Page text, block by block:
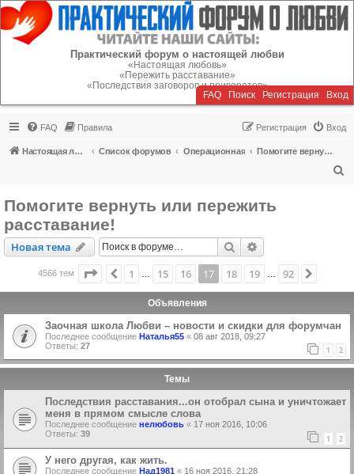
Регистрация
Практический форум о настоящей любви
«Настоящая любовь»
«Пережить расставание»
«Последствия заговоров и приворотов»
FAQ Поиск Регистрация Вход
FAQ Правила Вход
Регистрация
Настоящая любовь Список форумов Операционная
Помогите вернуть или пережить расставание!
Помогите вернуть или пережить
расставание!
Новая тема
Новаятема Поиск
4566 тем Страница 17из 92
Пред.
1 15 16 17 18 19 92
Объявления
Заочная школа Любви – новости и скидки для форумчан
Последнее сообщение Наталья55 « 08 авг 2018, 09:27
Ответы: 27 1 2
Темы
Последствия расставания...он отобрал сына и уничтожает
меня в прямом смысле слова
Последнее сообщение нелюбовь « 17 ноя 2016, 10:06
Ответы: 39 1 2
У него другая, как жить.
Последнее сообщение Над1981 « 16 ноя 2016, 21:28